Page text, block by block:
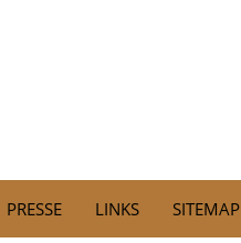
PRESSE LINKS SITEMAP